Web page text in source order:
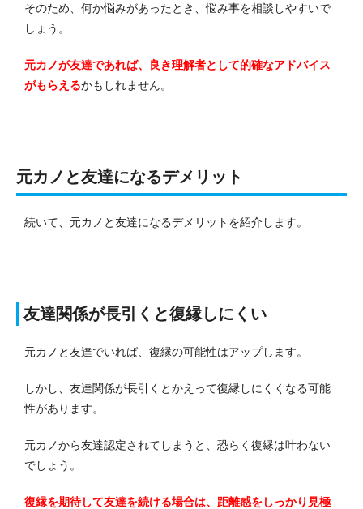
そのため、何か悩みがあったとき、悩み事を相談しやすいで
しょう。
元カノが友達であれば、良き理解者として的確なアドバイス
がもらえるかもしれません。
元カノと友達になるデメリット
続いて、元カノと友達になるデメリットを紹介します。
友達関係が長引くと復縁しにくい
元カノと友達でいれば、復縁の可能性はアップします。
しかし、友達関係が長引くとかえって復縁しにくくなる可能
性があります。
元カノから友達認定されてしまうと、恐らく復縁は叶わない
でしょう。
復縁を期待して友達を続ける場合は、距離感をしっかり見極